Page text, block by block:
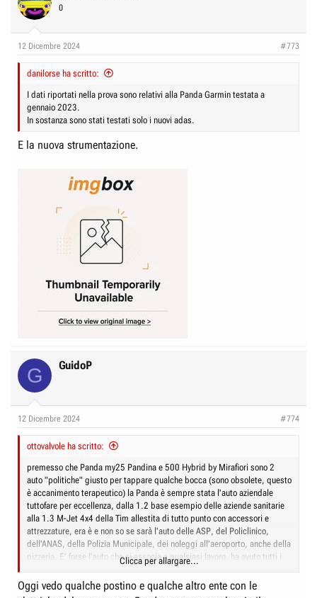
0
12 Dicembre 2024 #773
danilorse ha scritto:
I dati riportati nella prova sono relativi alla Panda Garmin testata a
gennaio 2023.
In sostanza sono stati testati solo i nuovi adas.
E la nuova strumentazione.
G GuidoP
12 Dicembre 2024 #774
ottovalvole ha scritto:
premesso che Panda my25 Pandina e 500 Hybrid by Mirafiori sono 2
auto "politiche" giusto per tappare qualche bocca (sono obsolete, questo
è accanimento terapeutico) la Panda è sempre stata l'auto aziendale
tuttofare per eccellenza, dalla 1.2 base esempio delle aziende sanitarie
alla 1.3 M-Jet 4x4 della Tim allestita di tutto punto con accessori e
attrezzature, era è e non so se sarà l'auto delle ASP, del Policlinico,
dell'ANAS, della Polizia Municipale, dei noleggi all'aeroporto, anche della
pizzeria. E' forse l'auto che si associa a qualsiasi lavoro, ha avuto tutti i
tipi di alimentazione, benzina, gasolio, metano, gpl, ibrida e per un pelo
adattandola al pianale della 500E sarebbe potuto diventare anche
elettrica.
Clicca per allargare...
Oggi vedo qualche postino e qualche altro ente con le